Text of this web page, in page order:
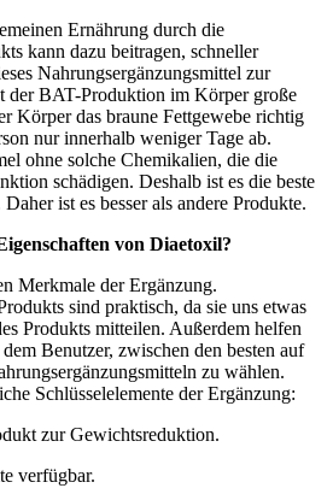
Ernährung durch die
kann dazu beitragen, schneller
Nahrungsergänzungsmittel zur
der BAT-Produktion im Körper große
Körper das braune Fettgewebe richtig
nur innerhalb weniger Tage ab.
ohne solche Chemikalien, die die
schädigen. Deshalb ist es die beste
ist es besser als andere Produkte.
von Diaetoxil?
Merkmale der Ergänzung.
sind praktisch, da sie uns etwas
Produkts mitteilen. Außerdem helfen
Benutzer, zwischen den besten auf
zu wählen.
Schlüsselelemente der Ergänzung:
zur Gewichtsreduktion.
verfügbar.